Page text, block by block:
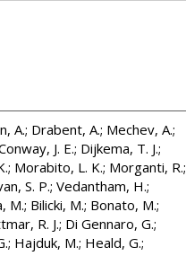
A.; Drabent, A.; Mechev, A.;
J. E.; Dijkema, T. J.;
; Morabito, L. K.; Morganti, R.;
S. P.; Vedantham, H.;
M.; Bilicki, M.; Bonato, M.;
R. J.; Di Gennaro, G.;
; Hajduk, M.; Heald, G.;